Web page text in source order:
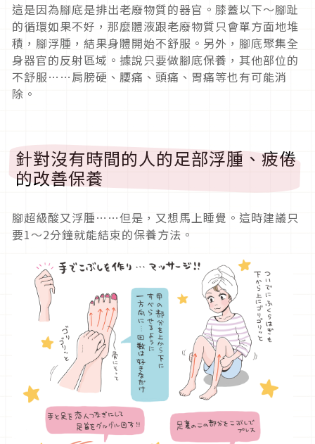
這是因為腳底是排出老廢物質的器官。膝蓋以下～腳趾
的循環如果不好，那麼體液跟老廢物質只會單方面地堆
積，腳浮腫，結果身體開始不舒服。另外，腳底聚集全
身器官的反射區域。據說只要做腳底保養，其他部位的
不舒服……肩膀硬、腰痛、頭痛、胃痛等也有可能消
除。
針對沒有時間的人的足部浮腫、疲倦
的改善保養
腳超級酸又浮腫……但是，又想馬上睡覺。這時建議只
要1～2分鐘就能結束的保養方法。